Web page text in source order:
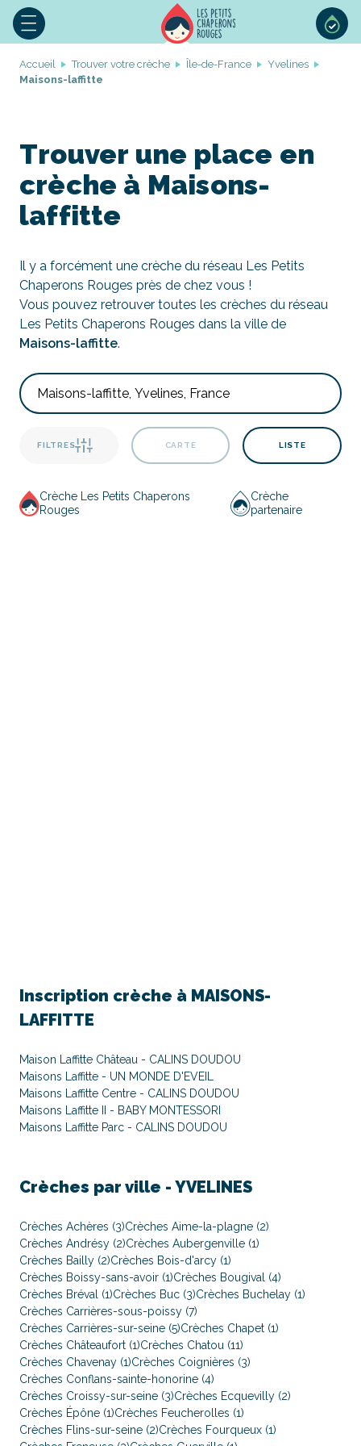
Accueil Trouver votre crèche Île-de-France
Yvelines
Maisons-laffitte
Trouver une place en
crèche à Maisons-
laffitte
Il y a forcément une crèche du réseau Les Petits
Chaperons Rouges près de chez vous !
Vous pouvez retrouver toutes les crèches du réseau
Les Petits Chaperons Rouges dans la ville de
Maisons-laffitte.
FILTRES CARTE LISTE
Crèche Les Petits Chaperons
Rouges
Crèche
partenaire
Inscription crèche à MAISONS-
LAFFITTE
Maison Laffitte Château - CALINS DOUDOU
Maisons Laffitte - UN MONDE D'EVEIL
Maisons Laffitte Centre - CALINS DOUDOU
Maisons Laffitte II - BABY MONTESSORI
Maisons Laffitte Parc - CALINS DOUDOU
Crèches par ville - YVELINES
Crèches Achères (3)Crèches Aime-la-plagne (2)
Crèches Andrésy (2)Crèches Aubergenville (1)
Crèches Bailly (2)Crèches Bois-d'arcy (1)
Crèches Boissy-sans-avoir (1)Crèches Bougival (4)
Crèches Bréval (1)Crèches Buc (3)Crèches Buchelay (1)
Crèches Carrières-sous-poissy (7)
Crèches Carrières-sur-seine (5)Crèches Chapet (1)
Crèches Châteaufort (1)Crèches Chatou (11)
Crèches Chavenay (1)Crèches Coignières (3)
Crèches Conflans-sainte-honorine (4)
Crèches Croissy-sur-seine (3)Crèches Ecquevilly (2)
Crèches Épône (1)Crèches Feucherolles (1)
Crèches Flins-sur-seine (2)Crèches Fourqueux (1)